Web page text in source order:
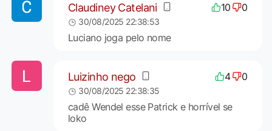
Claudiney Catelani 10 0
30/08/2025 22:38:53
Luciano joga pelo nome
Luizinho nego 4 0
30/08/2025 22:38:35
cadê Wendel esse Patrick e horrível se
loko